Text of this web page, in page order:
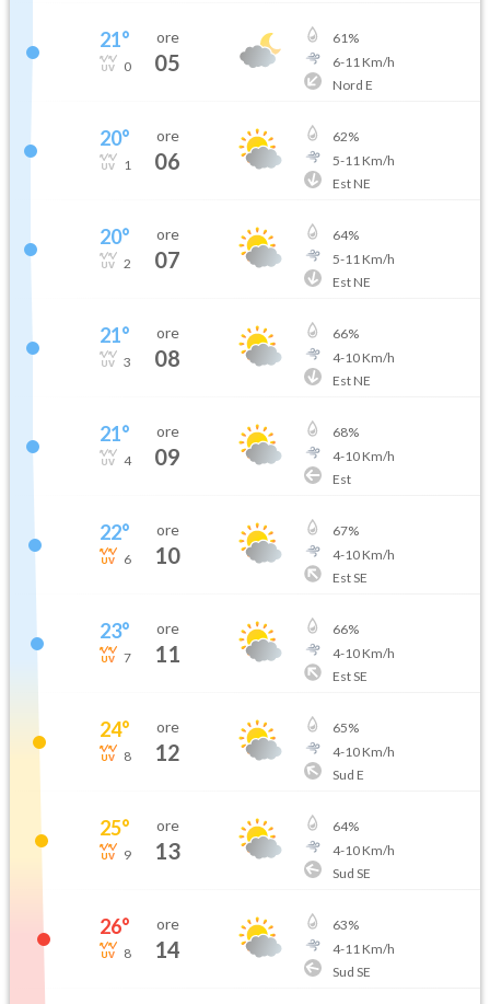
21°
0
ore
05
61%
6-11 Km/h
Nord E
20°
1
ore
06
62%
5-11 Km/h
Est NE
20°
2
ore
07
64%
5-11 Km/h
Est NE
21°
3
ore
08
66%
4-10Km/h
Est NE
21°
4
ore
09
68%
4-10Km/h
Est
22°
6
ore
10
67%
4-10Km/h
Est SE
23°
7
ore
11
66%
4-10Km/h
Est SE
24°
8
ore
12
65%
4-10Km/h
Sud E
25°
9
ore
13
64%
4-10Km/h
Sud SE
26°
8
ore
14
63%
4-11 Km/h
Sud SE